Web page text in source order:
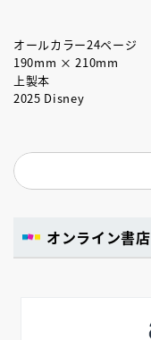
オールカラー24ページ
190mm × 210mm
上製本
2025 Disney
オンライン書店